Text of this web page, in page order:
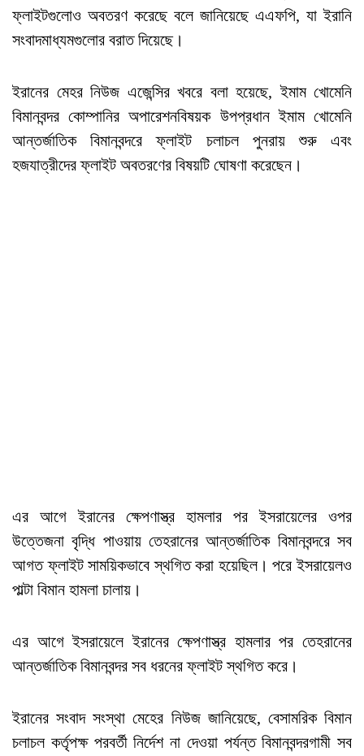
ফ্লাইটগুলোও অবতরণ করেছে বলে জানিয়েছে এএফপি, যা ইরানি
সংবাদমাধ্যমগুলোর বরাত দিয়েছে।
ইরানের মেহর নিউজ এজেন্সির খবরে বলা হয়েছে, ইমাম খোমেনি
বিমানবন্দর কোম্পানির অপারেশনবিষয়ক উপপ্রধান ইমাম খোমেনি
আন্তর্জাতিক বিমানবন্দরে ফ্লাইট চলাচল পুনরায় শুরু এবং
হজযাত্রীদের ফ্লাইট অবতরণের বিষয়টি ঘোষণা করেছেন।
এর আগে ইরানের ক্ষেপণাস্ত্র হামলার পর ইসরায়েলের ওপর
উত্তেজনা বৃদ্ধি পাওয়ায় তেহরানের আন্তর্জাতিক বিমানবন্দরে সব
আগত ফ্লাইট সাময়িকভাবে স্থগিত করা হয়েছিল। পরে ইসরায়েলও
পাল্টা বিমান হামলা চালায়।
এর আগে ইসরায়েলে ইরানের ক্ষেপণাস্ত্র হামলার পর তেহরানের
আন্তর্জাতিক বিমানবন্দর সব ধরনের ফ্লাইট স্থগিত করে।
ইরানের সংবাদ সংস্থা মেহের নিউজ জানিয়েছে, বেসামরিক বিমান
চলাচল কর্তৃপক্ষ পরবর্তী নির্দেশ না দেওয়া পর্যন্ত বিমানবন্দরগামী সব